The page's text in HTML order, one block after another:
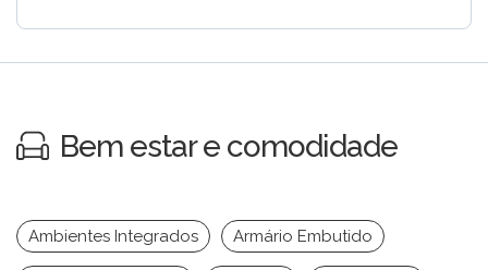
Bem estar e comodidade
Ambientes Integrados Armário Embutido